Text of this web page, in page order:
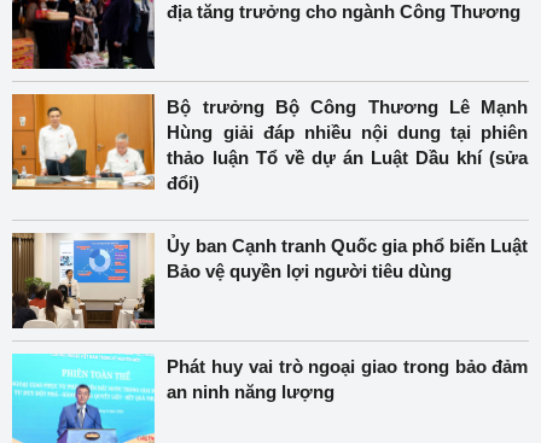
địa tăng trưởng cho ngành Công Thương
Bộ trưởng Bộ Công Thương Lê Mạnh
Hùng giải đáp nhiều nội dung tại phiên
thảo luận Tổ về dự án Luật Dầu khí (sửa
đổi)
Ủy ban Cạnh tranh Quốc gia phổ biến Luật
Bảo vệ quyền lợi người tiêu dùng
Phát huy vai trò ngoại giao trong bảo đảm
an ninh năng lượng